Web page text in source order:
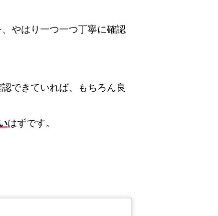
やはり一つ一つ丁寧に確認
できていれば、もちろん良
はずです。